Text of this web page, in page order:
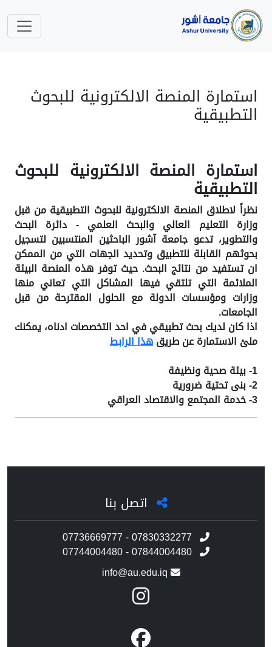
استمارة المنصة الالكترونية للبحوث
التطبيقية
استمارة المنصة الالكترونية للبحوث
التطبيقية
نظراً لاطلاق المنصة الالكترونية للبحوث التطبيقية من قبل
وزارة التعليم العالي والبحث العلمي - دائرة البحث
والتطوير، تدعو جامعة آشور الباحثين المنتسبين لتسجيل
بحوثهم القابلة للتطبيق وتحديد الجهات التي من الممكن
ان تستفيد من نتائج البحث. حيث توفر هذه المنصة البيئة
الملائمة التي تلتقي فيها المشاكل التي تعاني منها
وزارات ومؤسسات الدولة مع الحلول المقترحة من قبل
الجامعات.
اذا كان لديك بحث تطبيقي في احد التخصصات ادناه، يمكنك
ملئ الاستمارة عن طريقهذا الرابط
1- بيئة صحية ونظيفة
2- بنى تحتية ضرورية
3- خدمة المجتمع والاقتصاد العراقي
اتصل بنا
07736669777 - 07830332277
07744004480 - 07844004480
info@au.edu.iq